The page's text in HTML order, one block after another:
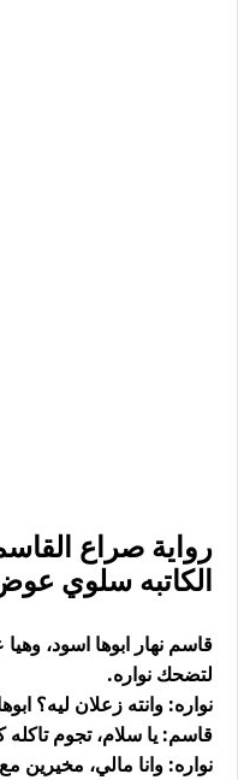
رواية صراع
الكاتبه سلوي
قاسم نهار ابوها اسود،
لتضحك نواره.
نواره: وانته زعلان ليه؟
قاسم: يا سلام، تجوم تاكله
نواره: وانا مالي، مخيرين